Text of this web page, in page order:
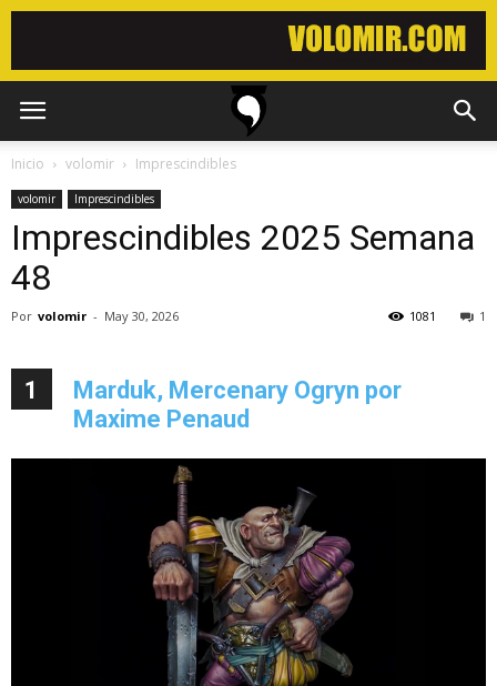
Inicio volomir Imprescindibles
volomir Imprescindibles
Imprescindibles 2025 Semana
48
Por volomir - May 30, 2026 1
1081
1
Marduk, Mercenary Ogryn por
Maxime Penaud